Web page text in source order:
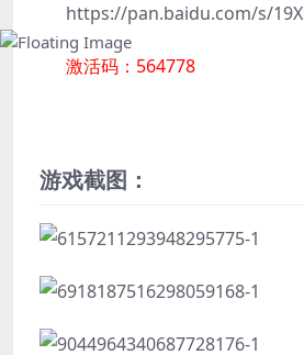
https://pan.baidu.com/s/
激活码：564778
游戏截图：